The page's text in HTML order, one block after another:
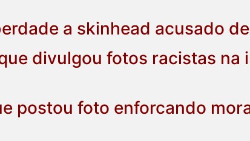
a skinhead acusado
divulgou fotos racistas na
postou foto enforcando